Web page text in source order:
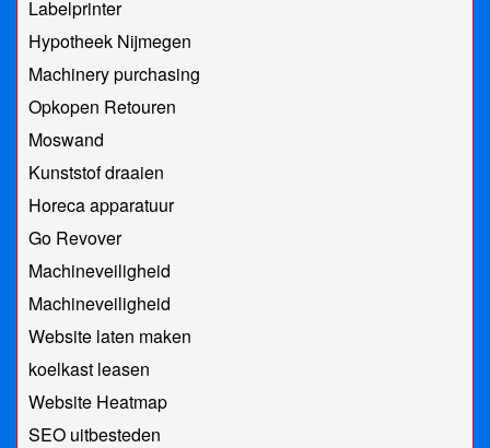
Labelprinter
Hypotheek Nijmegen
Machinery purchasing
Opkopen Retouren
Moswand
Kunststof draaien
Horeca apparatuur
Go Revover
Machineveiligheid
Machineveiligheid
Website laten maken
koelkast leasen
Website Heatmap
SEO uitbesteden